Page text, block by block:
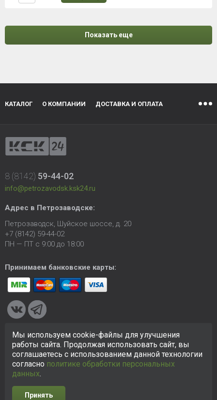
Показать еще
КАТАЛОГ О КОМПАНИИ ДОСТАВКА И ОПЛАТА
8 (8142) 59-44-02
info@petrozavodsk.ksk24.ru
Адрес в Петрозаводске:
Петрозаводск, Шуйское шоссе, д. 20
+7 (8142) 59-44-02
ПН — ПТ с 9:00 до 18:00
Принимаем банковские карты:
© 2005-2026 ООО «КСК». Сайтhttps://petrozavodsk.ksk24.ru
создан исключительно в информационных целях и любая
информация на сайте не является публичной офертой.
Политика в отношении персональных данных
Мы используем cookie-файлы для улучшения
работы сайта. Продолжая использовать сайт, вы
соглашаетесь с использованием данной технологии
согласно политике обработки персональных
данных.
Принять